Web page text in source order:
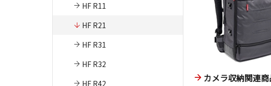
HF R11
HF R21
HF R31
HF R32
HF R42
カメラ収納関連